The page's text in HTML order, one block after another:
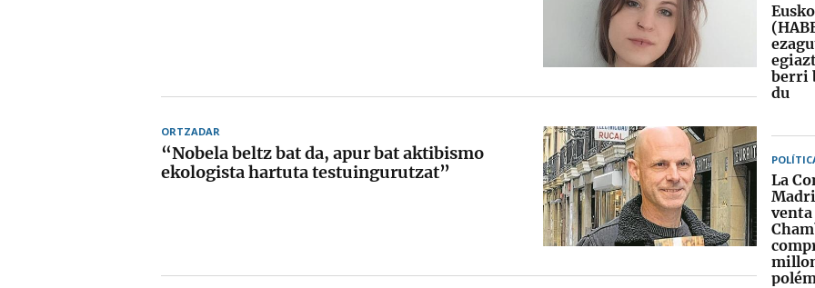
ORTZADAR
“Nobela beltz bat da, apur bat aktibismo
ekologista hartuta testuingurutzat”
berri
du
La
venta